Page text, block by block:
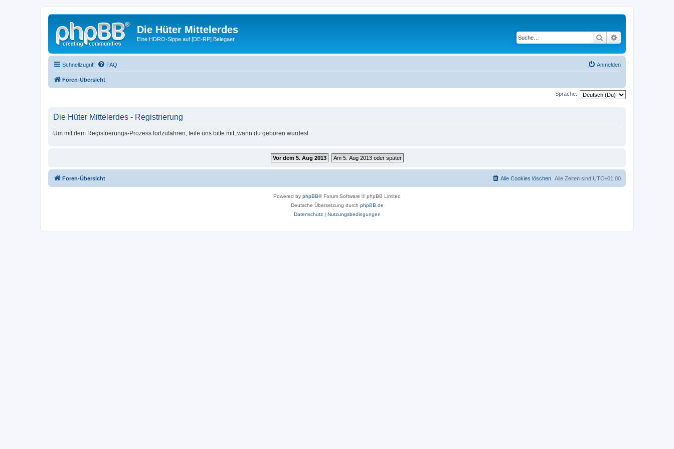
Die Hüter Mittelerdes
Eine HDRO-Sippe auf [DE-RP] Belegaer Suche
Schnellzugriff FAQ Anmelden
Foren-Übersicht
Sprache:
Die Hüter Mittelerdes - Registrierung
Um mit dem Registrierungs-Prozess fortzufahren, teile uns bitte mit, wann du geboren wurdest.
Vor dem 5. Aug 2013 Am 5. Aug 2013 oder später
Foren-Übersicht Alle Zeiten sind UTC+01:00
Alle Cookies löschen
Powered by phpBB® Forum Software © phpBB Limited
Deutsche Übersetzung durch phpBB.de
Datenschutz| Nutzungsbedingungen